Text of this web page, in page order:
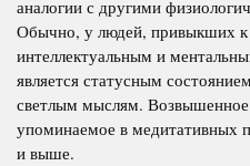
аналогии с другими
Обычно, у людей, привыкших к
интеллектуальным и
является статусным
светлым мыслям. Возвышенное
упоминаемое в медитативных
и выше.